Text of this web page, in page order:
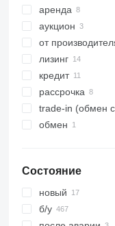
аренда
аукцион
от
лизинг
кредит
рассрочка
trade-in (обмен
обмен
Состояние
новый
б/у